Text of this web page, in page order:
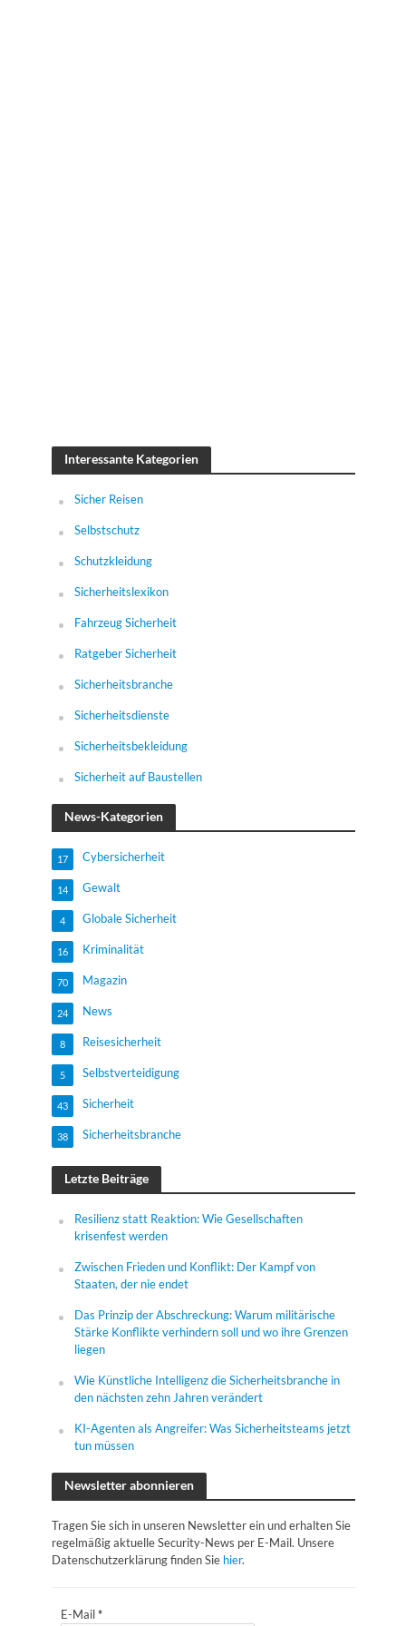
Interessante Kategorien
Sicher Reisen
Selbstschutz
Schutzkleidung
Sicherheitslexikon
Fahrzeug Sicherheit
Ratgeber Sicherheit
Sicherheitsbranche
Sicherheitsdienste
Sicherheitsbekleidung
Sicherheit auf Baustellen
News-Kategorien
Cybersicherheit
17
Gewalt
14
Globale Sicherheit
4
Kriminalität
16
Magazin
70
News
24
Reisesicherheit
8
Selbstverteidigung
5
Sicherheit
43
Sicherheitsbranche
38
Letzte Beiträge
Resilienz statt Reaktion: Wie Gesellschaften
krisenfest werden
Zwischen Frieden und Konflikt: Der Kampf von
Staaten, der nie endet
Das Prinzip der Abschreckung: Warum militärische
Stärke Konflikte verhindern soll und wo ihre Grenzen
liegen
Wie Künstliche Intelligenz die Sicherheitsbranche in
den nächsten zehn Jahren verändert
KI-Agenten als Angreifer: Was Sicherheitsteams jetzt
tun müssen
Newsletter abonnieren
Tragen Sie sich in unseren Newsletter ein und erhalten Sie
regelmäßig aktuelle Security-News per E-Mail. Unsere
Datenschutzerklärung finden Sie hier.
E-Mail*